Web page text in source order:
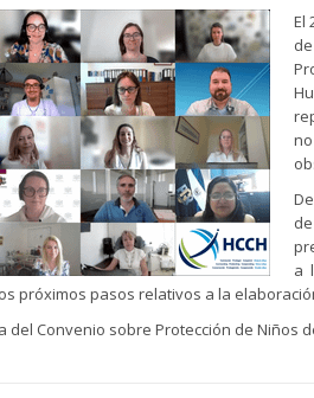
El
a
próximos pasos relativos a la
del Convenio sobre Protección de Niños